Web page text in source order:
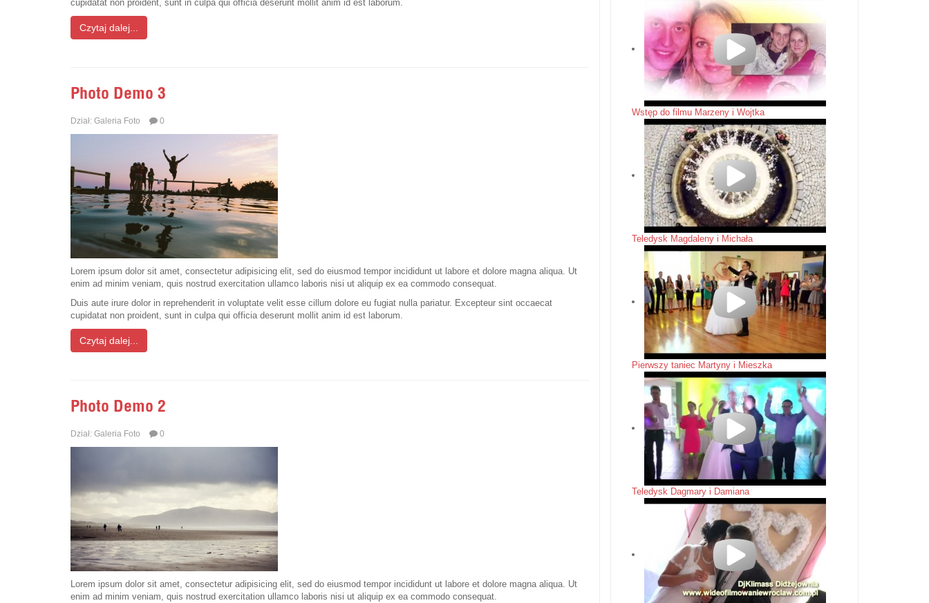
cupidatat non proident, sunt in culpa qui officia deserunt mollit anim id est laborum.
Czytaj dalej...
Photo Demo 3
Dział: Galeria Foto 0
Lorem ipsum dolor sit amet, consectetur adipisicing elit, sed do eiusmod tempor incididunt ut labore et dolore magna aliqua. Ut
enim ad minim veniam, quis nostrud exercitation ullamco laboris nisi ut aliquip ex ea commodo consequat.
Duis aute irure dolor in reprehenderit in voluptate velit esse cillum dolore eu fugiat nulla pariatur. Excepteur sint occaecat
cupidatat non proident, sunt in culpa qui officia deserunt mollit anim id est laborum.
Czytaj dalej...
Photo Demo 2
Dział: Galeria Foto 0
Lorem ipsum dolor sit amet, consectetur adipisicing elit, sed do eiusmod tempor incididunt ut labore et dolore magna aliqua. Ut
enim ad minim veniam, quis nostrud exercitation ullamco laboris nisi ut aliquip ex ea commodo consequat.
Wstęp do filmu Marzeny i Wojtka
Teledysk Magdaleny i Michała
Pierwszy taniec Martyny i Mieszka
Teledysk Dagmary i Damiana